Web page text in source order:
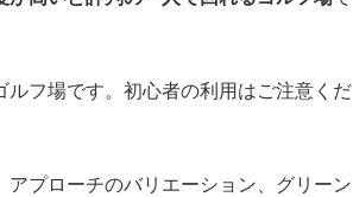
ルフ場です。初心者の利用はご注意くだ
プローチのバリエーション、グリーン